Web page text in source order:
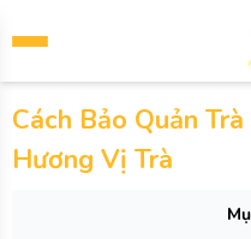
Cách Bảo Quản
Hương Vị Trà